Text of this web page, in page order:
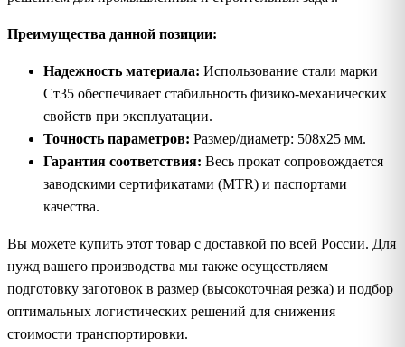
Преимущества данной позиции:
Надежность материала: Использование стали марки
Ст35 обеспечивает стабильность физико-механических
свойств при эксплуатации.
Точность параметров: Размер/диаметр: 508х25 мм.
Гарантия соответствия: Весь прокат сопровождается
заводскими сертификатами (MTR) и паспортами
качества.
Вы можете купить этот товар с доставкой по всей России. Для
нужд вашего производства мы также осуществляем
подготовку заготовок в размер (высокоточная резка) и подбор
оптимальных логистических решений для снижения
стоимости транспортировки.